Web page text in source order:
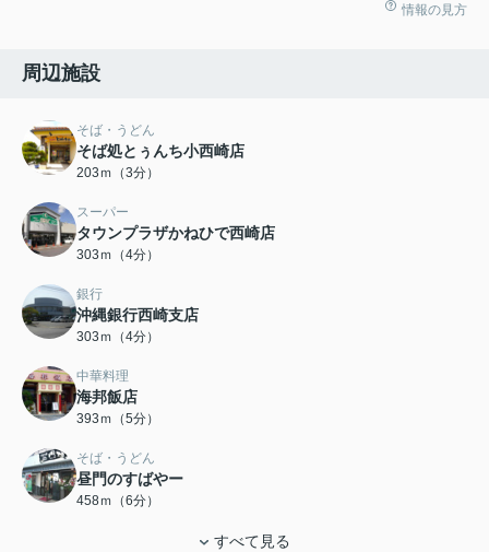
情報の見方
周辺施設
そば・うどん
そば処とぅんち小西崎店
203ｍ（3分）
スーパー
タウンプラザかねひで西崎店
303ｍ（4分）
銀行
沖縄銀行西崎支店
303ｍ（4分）
中華料理
海邦飯店
393ｍ（5分）
そば・うどん
昼門のすばやー
458ｍ（6分）
すべて見る